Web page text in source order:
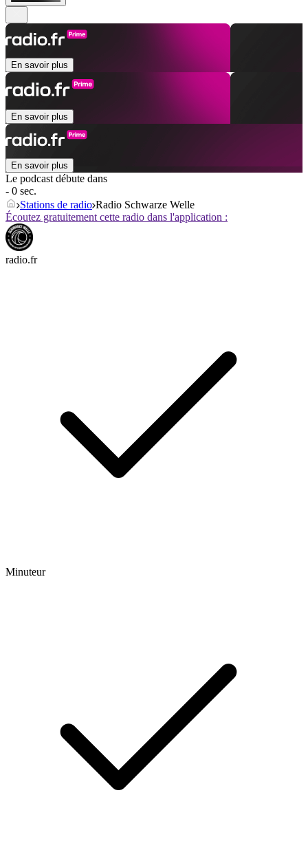
En savoir plus
En savoir plus
En savoir plus
Le podcast débute dans
- 0 sec.
Stations de radio Radio Schwarze Welle
Écoutez gratuitement cette radio dans l'application :
radio.fr
Minuteur